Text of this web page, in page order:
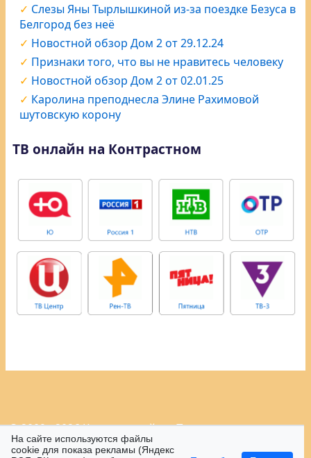
Слезы Яны Тырлышкиной из-за поездке Безуса в
Белгород без неё
Новостной обзор Дом 2 от 29.12.24
Признаки того, что вы не нравитесь человеку
Новостной обзор Дом 2 от 02.01.25
Каролина преподнесла Элине Рахимовой
шутовскую корону
ТВ онлайн на Контрастном
© 2009 - 2026 Контрастный.ру.Политика
конфиденциальности.
На сайте используются файлы
cookie для показа рекламы (Яндекс